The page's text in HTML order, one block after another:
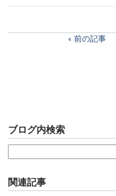
前の記事
ブログ内検索
関連記事